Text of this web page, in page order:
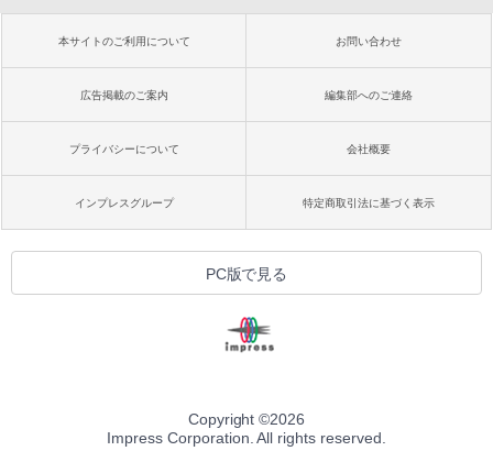
本サイトのご利用について お問い合わせ
広告掲載のご案内 編集部へのご連絡
プライバシーについて 会社概要
インプレスグループ 特定商取引法に基づく表示
PC版で見る
Copyright ©2026
Impress Corporation. All rights reserved.